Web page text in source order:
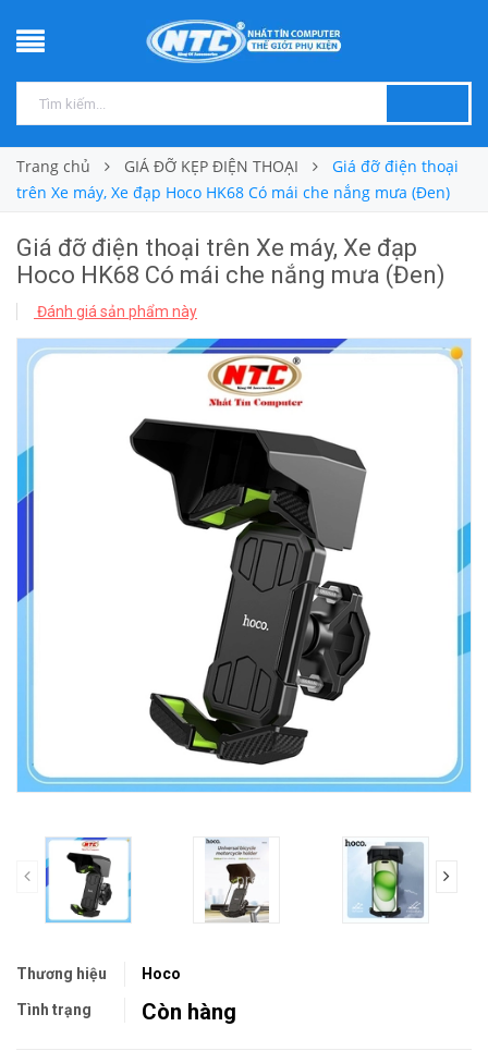
Trang chủ GIÁ ĐỠ KẸP ĐIỆN THOẠI
Giá đỡ điện thoại
trên Xe máy, Xe đạp Hoco HK68 Có mái che nắng mưa (Đen)
Giá đỡ điện thoại trên Xe máy, Xe đạp
Hoco HK68 Có mái che nắng mưa (Đen)
Đánh giá sản phẩm này
prev
Thương hiệu Hoco
Tình trạng Còn hàng